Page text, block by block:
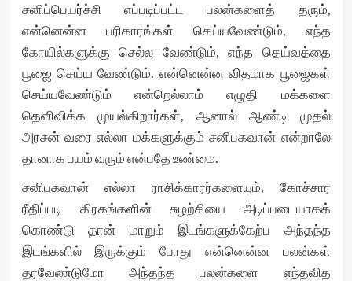
சனிப்பெயர்ச்சி எப்படிப்பட்ட பலன்களைத் தரும்,
என்னென்ன பரிகாரங்கள் செய்யவேண்டும், எந்த
கோயில்களுக்கு செல்ல வேண்டும், எந்த தெய்வத்தை
பூஜை செய்ய வேண்டும். என்னென்ன விதமாக பூஜைகள்
செய்யவேண்டும் என்றெல்லாம் எழுதி மக்களை
தெளிவிக்க முயல்கிறார்கள், ஆனால் ஆண்டி முதல்
அரசன் வரை எல்லா மக்களுக்கும் சனிபகவான் என்றாலே
தானாக பயம் வரும் என்பதே உண்மை.
சனிபகவான் எல்லா ராசிக்காரர்களையும், கோச்சார
ரீதிப்படி கிரகங்களின் சுழற்சியை அடிப்படையாகக்
கொண்டு தான் மாறும் இடங்களுக்கேற்ப அந்தந்த
இடங்களில் இருக்கும் போது என்னென்ன பலன்கள்
தரவேண்டுமோ அந்தந்த பலன்களை எந்தவித